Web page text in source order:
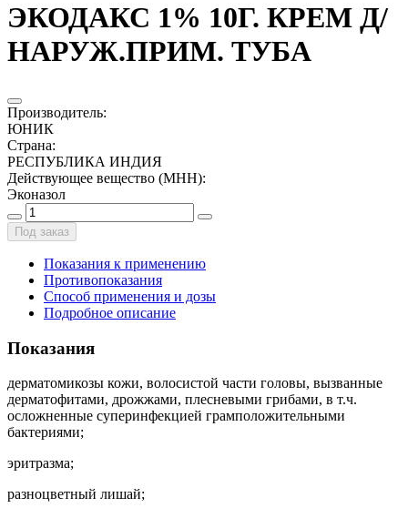
ЭКОДАКС 1% 10Г. КРЕМ Д/
НАРУЖ.ПРИМ. ТУБА
Производитель:
ЮНИК
Страна:
РЕСПУБЛИКА ИНДИЯ
Действующее вещество (МНН):
Эконазол
Под заказ
Показания к применению
Противопоказания
Способ применения и дозы
Подробное описание
Показания
дерматомикозы кожи, волосистой части головы, вызванные
дерматофитами, дрожжами, плесневыми грибами, в т.ч.
осложненные суперинфекцией грамположительными
бактериями;
эритразма;
разноцветный лишай;